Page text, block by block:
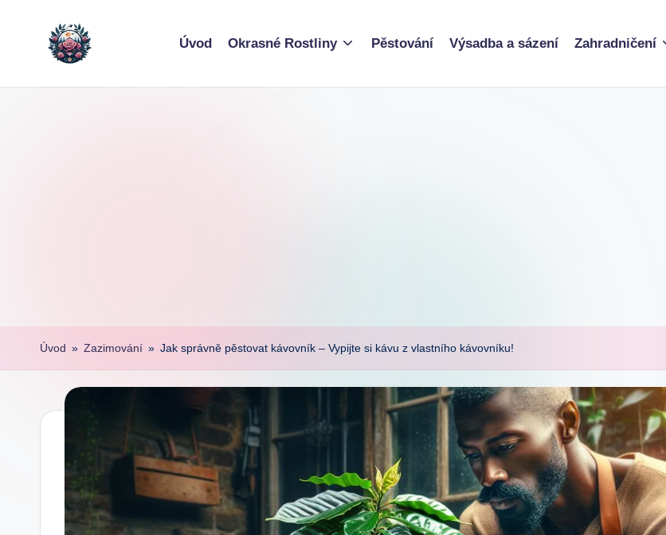
content
Úvod Okrasné Rostliny Pěstování Výsadba a sázení Zahradničení
Úvod » Zazimování » Jak správně pěstovat kávovník – Vypijte si kávu z vlastního kávovníku!